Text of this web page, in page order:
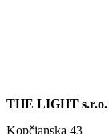
THE LIGHT s.r.o.
Kopčianska 43